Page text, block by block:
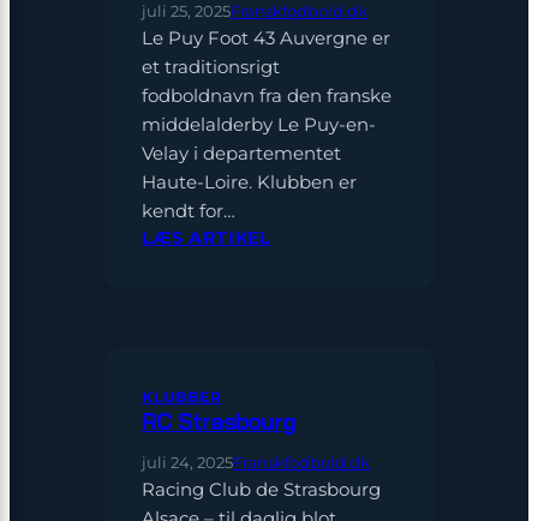
juli 25, 2025Franskfodbold.dk
Le Puy Foot 43 Auvergne er
et traditionsrigt
fodboldnavn fra den franske
middelalderby Le Puy-en-
Velay i departementet
Haute-Loire. Klubben er
kendt for…
LÆS ARTIKEL
KLUBBER
RC Strasbourg
juli 24, 2025Franskfodbold.dk
Racing Club de Strasbourg